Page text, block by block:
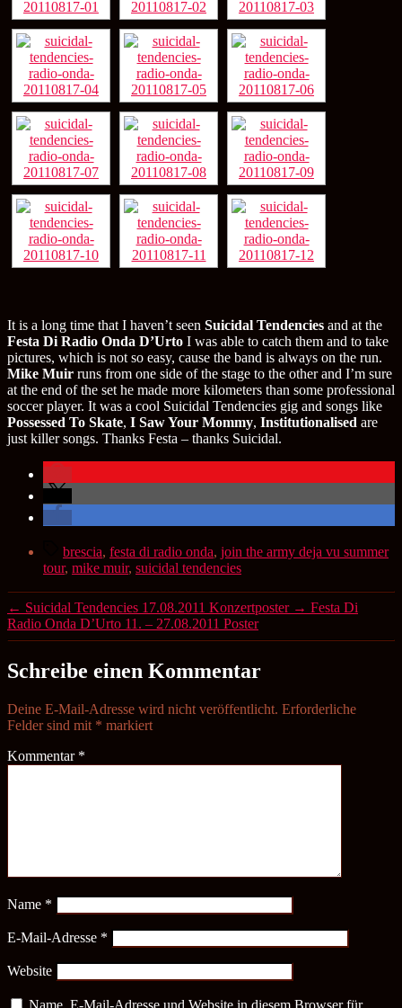
It is a long time that I haven’t seen Suicidal Tendencies and at the
Festa Di Radio Onda D’Urto I was able to catch them and to take
pictures, which is not so easy, cause the band is always on the run.
Mike Muir runs from one side of the stage to the other and I’m sure
at the end of the set he made more kilometers than some professional
soccer player. It was a cool Suicidal Tendencies gig and songs like
Possessed To Skate, I Saw Your Mommy, Institutionalised are
just killer songs. Thanks Festa – thanks Suicidal.
Schlagwörter
brescia, festa di radio onda, join the army deja vu summer
tour, mike muir, suicidal tendencies
← Suicidal Tendencies 17.08.2011 Konzertposter → Festa Di
Radio Onda D’Urto 11. – 27.08.2011 Poster
Schreibe einen Kommentar
Deine E-Mail-Adresse wird nicht veröffentlicht. Erforderliche
Felder sind mit * markiert
Kommentar *
Name *
E-Mail-Adresse *
Website
Name, E-Mail-Adresse und Website in diesem Browser für